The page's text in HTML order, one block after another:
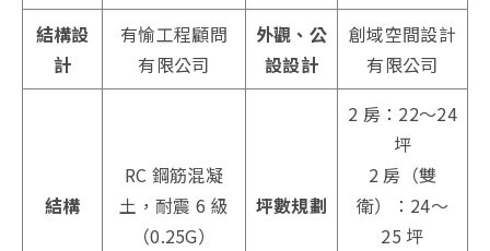
結構設
計
有愉工程顧問
有限公司
外觀、公
設設計
創域空間設計
有限公司
結構
RC 鋼筋混凝
土，耐震 6 級
（0.25G）
坪數規劃
2 房：22～24
坪
2 房（雙
衛）：24～
25 坪